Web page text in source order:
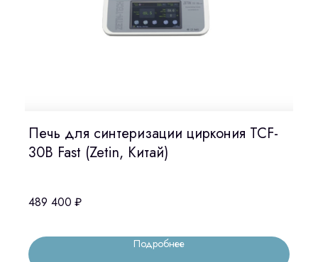
Печь для синтеризации циркония TCF-
30B Fast (Zetin, Китай)
489 400 ₽
Подробнее